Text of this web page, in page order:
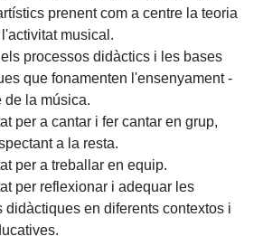
prenent com a centre la teoria
musical.
processos didàctics i les bases
que fonamenten l'ensenyament -
de la música.
per a cantar i fer cantar en grup,
a la resta.
per a treballar en equip.
per reflexionar i adequar les
didàctiques en diferents contextos i